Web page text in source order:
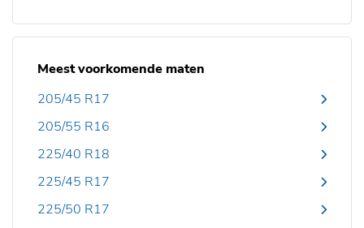
Meest voorkomende maten
205/45 R17
205/55 R16
225/40 R18
225/45 R17
225/50 R17